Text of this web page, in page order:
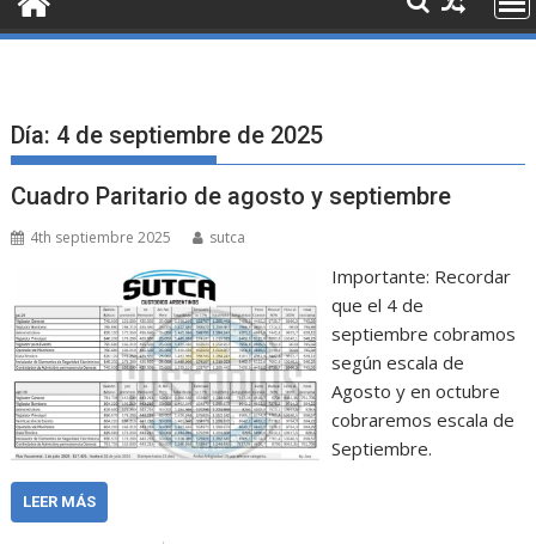
Día: 4 de septiembre de 2025
Cuadro Paritario de agosto y septiembre
4th septiembre 2025 sutca
Importante: Recordar
que el 4 de
septiembre cobramos
según escala de
Agosto y en octubre
cobraremos escala de
Septiembre.
LEER MÁS